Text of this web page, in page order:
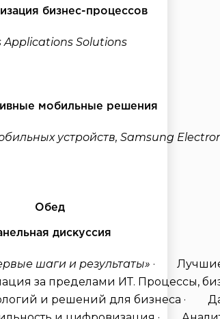
бизнес-процессов
Applications Solutions
мобильные решения
устройств, Samsung
Обед
дискуссия
шаги и результаты» · Лучшие
за пределами ИТ. Процессы,
и решений для бизнеса ·